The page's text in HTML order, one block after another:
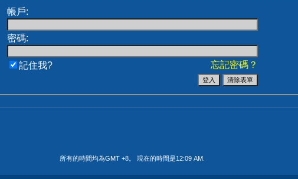
帳戶:
密碼:
忘記密碼？
記住我?
所有的時間均為GMT +8。 現在的時間是12:09 AM